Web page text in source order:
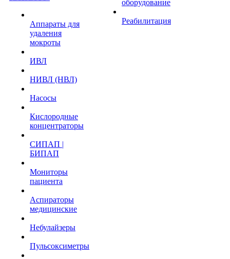
Аппараты для
удаления
мокроты
ИВЛ
НИВЛ (НВЛ)
Насосы
Кислородные
концентраторы
СИПАП |
БИПАП
Мониторы
пациента
Аспираторы
медицинские
Небулайзеры
Пульсоксиметры
оборудование
Реабилитация